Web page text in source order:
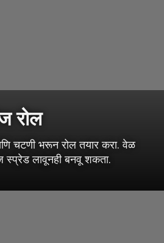
रोल
चटणी भरून रोल तयार करा. वेळ
लावूनही बनवू शकता.